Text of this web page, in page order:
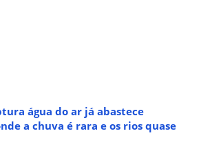
água do ar já abastece
a chuva é rara e os rios quase